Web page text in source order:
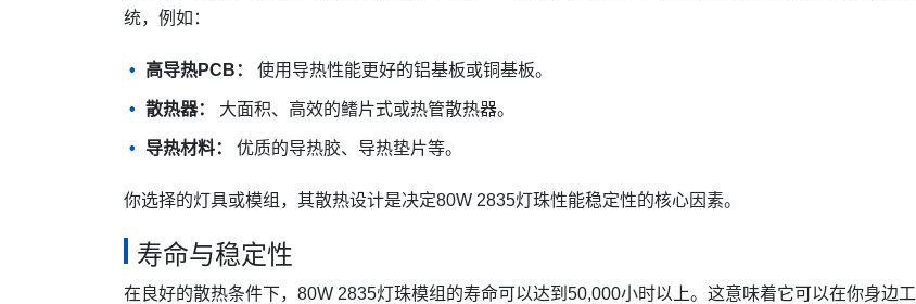
统，例如：
高导热PCB： 使用导热性能更好的铝基板或铜基板。
散热器： 大面积、高效的鳍片式或热管散热器。
导热材料： 优质的导热胶、导热垫片等。
你选择的灯具或模组，其散热设计是决定80W 2835灯珠性能稳定性的核心因素。
寿命与稳定性
在良好的散热条件下，80W 2835灯珠模组的寿命可以达到50,000小时以上。这意味着它可以在你身边工